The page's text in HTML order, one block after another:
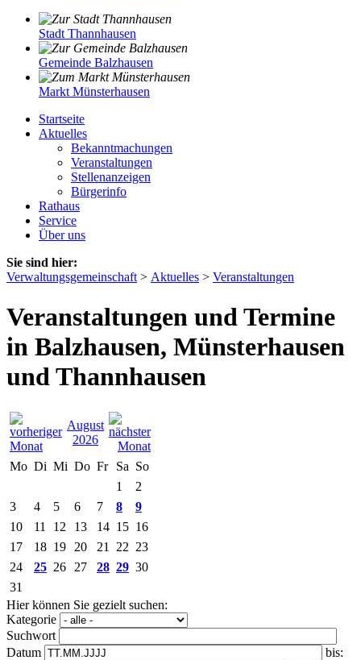
Stadt Thannhausen
Gemeinde Balzhausen
Markt Münsterhausen
Startseite
Aktuelles
Bekanntmachungen
Veranstaltungen
Stellenanzeigen
Bürgerinfo
Rathaus
Service
Über uns
Sie sind hier:
Verwaltungsgemeinschaft > Aktuelles > Veranstaltungen
Veranstaltungen und Termine
in Balzhausen, Münsterhausen
und Thannhausen
August
2026
Mo Di Mi Do Fr Sa So
1
2
3
4 5 6 7 8
9
10
11 12 13 14 15 16
17
18 19 20 21 22 23
24
25 26 27 28 29 30
31
Hier können Sie gezielt suchen:
Kategorie
Suchwort
Datum
bis: